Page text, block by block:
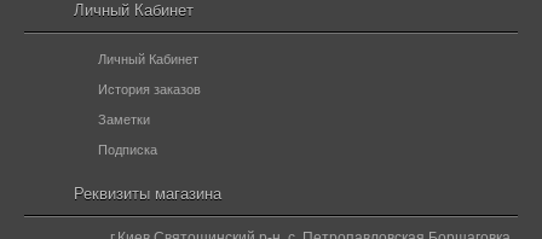
Личный Кабинет
Личный Кабинет
История заказов
Заметки
Подписка
Реквизиты магазина